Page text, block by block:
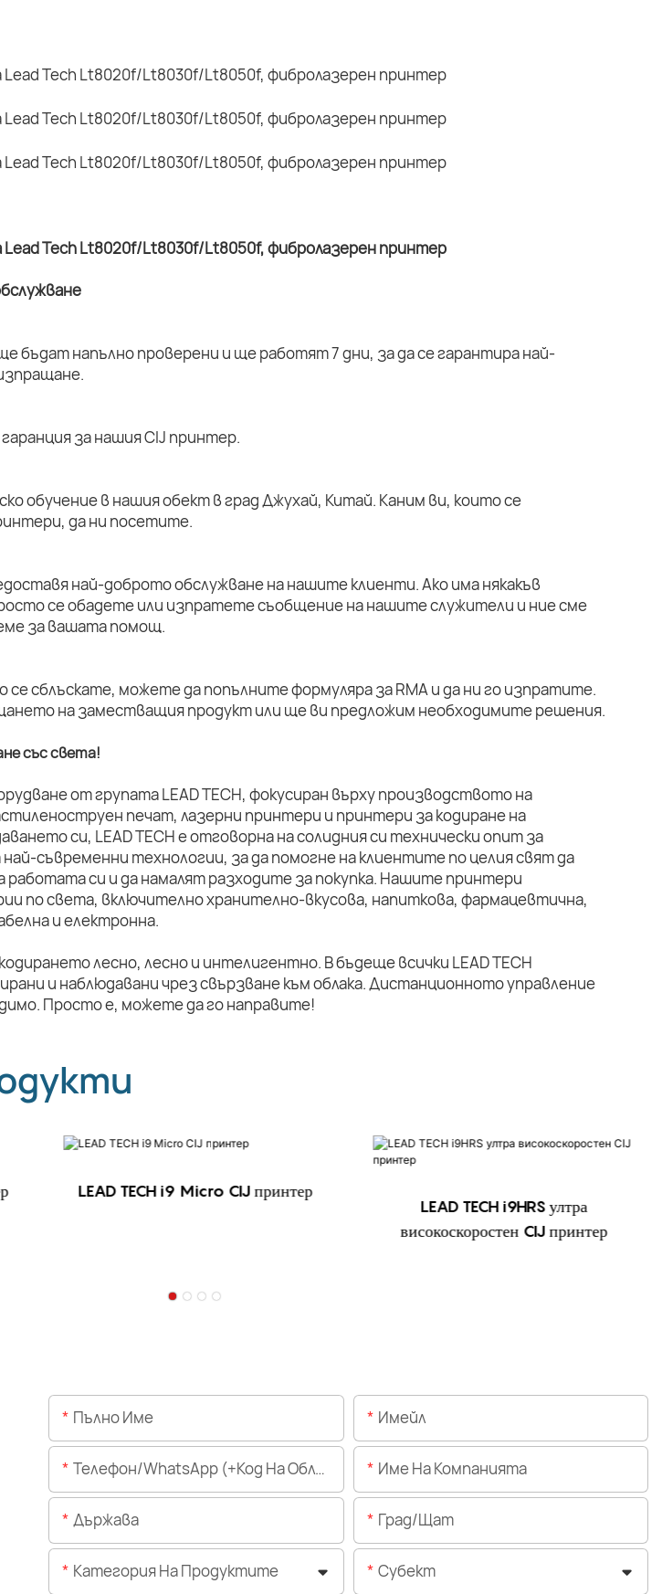
бъдат напълно проверени и ще работят 7 дни, за да се гарантира най-
гаранция за нашия CIJ принтер.
обучение в нашия обект в град Джухай, Китай. Каним ви, които се
да ни посетите.
най-доброто обслужване на нашите клиенти. Ако има някакъв
се обадете или изпратете съобщение на нашите служители и ние сме
за вашата помощ.
се сблъскате, можете да попълните формуляра за RMA и да ни го изпратите.
на заместващия продукт или ще ви предложим необходимите решения.
със света!
от групата LEAD TECH, фокусиран върху производството на
печат, лазерни принтери и принтери за кодиране на
си, LEAD TECH е отговорна на солидния си технически опит за
съвременни технологии, за да помогне на клиентите по целия свят да
си и да намалят разходите за покупка. Нашите принтери
по света, включително хранително-вкусова, напиткова, фармацевтична,
и електронна.
лесно, лесно и интелигентно. В бъдеще всички LEAD TECH
и наблюдавани чрез свързване към облака. Дистанционното управление
Просто е, можете да го направите!
LEAD TECH i9 Micro CIJ принтер
LEAD TECH i9HRS ултра
високоскоростен CIJ принтер
Пълно Име Имейл
Телефон/WhatsApp (+Код На Областта) Име На Компанията
Държава Град/щат
Категория На Продуктите Субект